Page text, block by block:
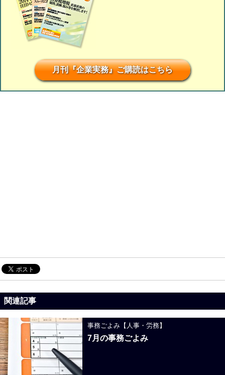
月刊『企業実務』ご購読はこちら
関連記事
事務ごよみ【人事・労務】
7月の事務ごよみ